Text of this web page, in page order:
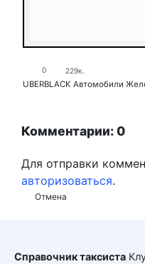
0 229к.
UBERBLACK Автомобили
Комментарии: 0
Отмена
Для отправки
авторизоваться.
Справочник таксиста